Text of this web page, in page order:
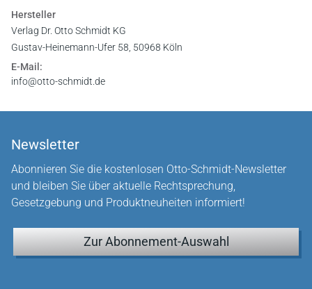
Hersteller
Verlag Dr. Otto Schmidt KG
Gustav-Heinemann-Ufer 58, 50968 Köln
E-Mail:
info@otto-schmidt.de
Newsletter
Abonnieren Sie die kostenlosen Otto-Schmidt-Newsletter
und bleiben Sie über aktuelle Rechtsprechung,
Gesetzgebung und Produktneuheiten informiert!
Zur Abonnement-Auswahl